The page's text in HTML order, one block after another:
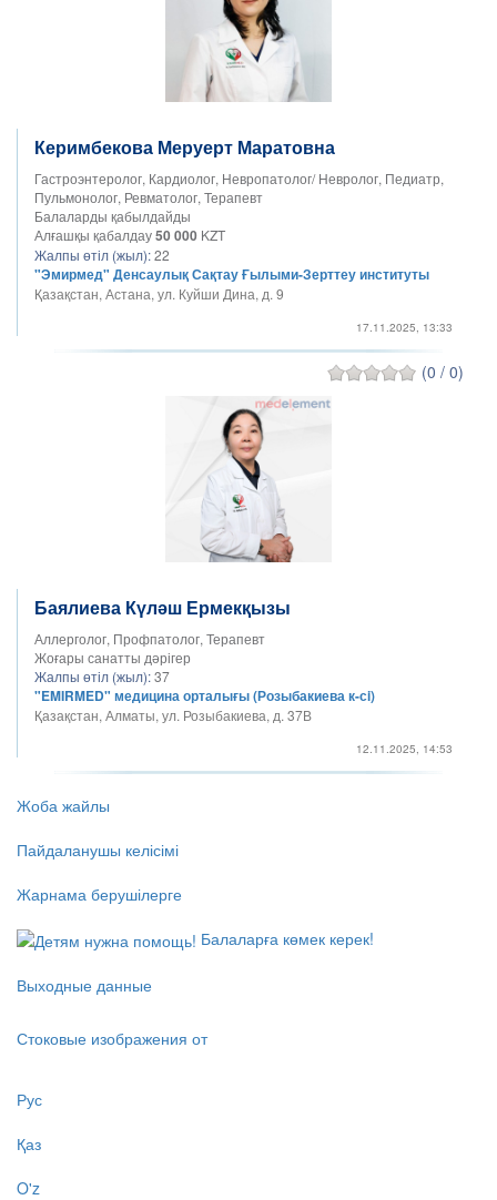
Керимбекова Меруерт Маратовна
Гастроэнтеролог, Кардиолог, Невропатолог/ Невролог, Педиатр,
Пульмонолог, Ревматолог, Терапевт
Балаларды қабылдайды
Алғашқы қабалдау50 000 KZT
Жалпы өтіл (жыл):22
"Эмирмед" Денсаулық Сақтау Ғылыми-Зерттеу институты
Қазақстан, Астана, ул. Куйши Дина, д. 9
17.11.2025, 13:33
(0 / 0)
Баялиева Күләш Ермекқызы
Аллерголог, Профпатолог, Терапевт
Жоғары санатты дәрігер
Жалпы өтіл (жыл):37
"EMIRMED" медицина орталығы (Розыбакиева к-сi)
Қазақстан, Алматы, ул. Розыбакиева, д. 37В
12.11.2025, 14:53
Жоба жайлы
Пайдаланушы келісімі
Жарнама берушілерге
Балаларға көмек керек!
Выходные данные
Стоковые изображения от
Рус
Қаз
O'z